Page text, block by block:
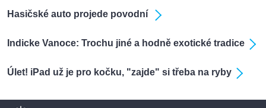
Hasičské auto projede povodní
Indicke Vanoce: Trochu jiné a hodně exotické tradice
Úlet! iPad už je pro kočku, "zajde" si třeba na ryby